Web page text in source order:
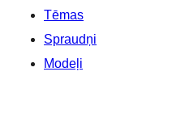
Tēmas
Spraudņi
Modeļi